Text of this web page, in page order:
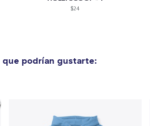
$24
que podrían gustarte: